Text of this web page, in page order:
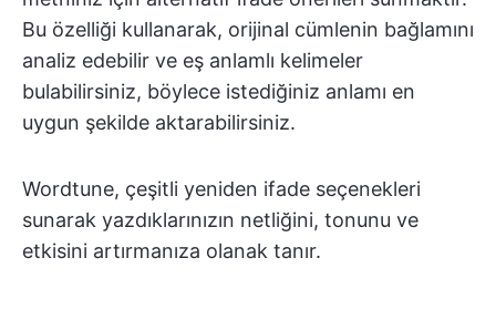
Bu özelliği kullanarak, orijinal cümlenin bağlamını
analiz edebilir ve eş anlamlı kelimeler
bulabilirsiniz, böylece istediğiniz anlamı en
uygun şekilde aktarabilirsiniz.
Wordtune, çeşitli yeniden ifade seçenekleri
sunarak yazdıklarınızın netliğini, tonunu ve
etkisini artırmanıza olanak tanır.